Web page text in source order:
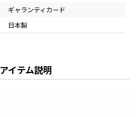
ギャランティカード
日本製
アイテム説明